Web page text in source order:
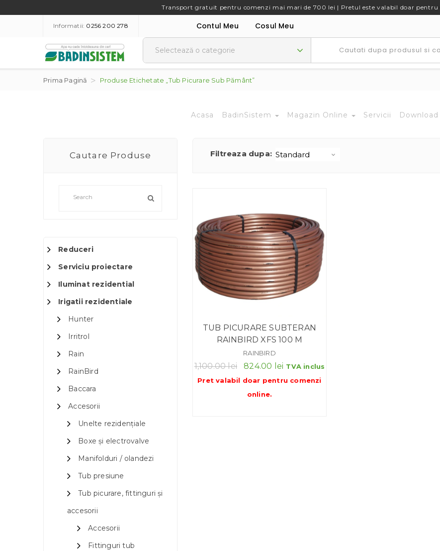
Transport gratuit pentru comenzi mai mari de 700 lei | Pretul este valabil doar pentru
Informatii: 0256 200 278 Contul Meu Cosul Meu
Prima Pagină Produse Etichetate „Tub Picurare Sub Pământ”
Acasa BadinSistem Magazin Online Servicii Download
Cautare Produse
Reduceri
Serviciu proiectare
Iluminat rezidential
Irigatii rezidentiale
Hunter
Irritrol
Rain
RainBird
Baccara
Accesorii
Unelte rezidențiale
Boxe și electrovalve
Manifolduri / olandezi
Tub presiune
Tub picurare, fittinguri și
accesorii
Accesorii
Fittinguri tub
Filtreaza dupa:
TUB PICURARE SUBTERAN
RAINBIRD XFS 100 M
RAINBIRD
1,100.00lei
Prețul
inițial
a
824.00 lei Prețul
curent
TVA inclus
Pret valabil doar pentru comenzi
online.